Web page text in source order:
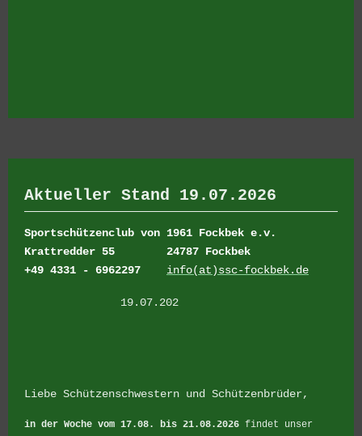
Aktueller Stand 19.07.2026
Sportschützenclub von 1961 Fockbek e.v.
Krattredder 55
24787 Fockbek
+49 4331 - 6962297
info(at)ssc-fockbek.de
19.07.202
Liebe Schützenschwestern und Schützenbrüder,
in der Woche vom 17.08. bis 21.08.2026 findet unser